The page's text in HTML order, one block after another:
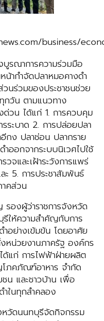
business/
รณาการความร่วมมือ
น้ากำจัดปลาหมอคางดำ
นร่วมของประชาชนช่วย
กวัน ตามแนวทาง
งด่วน ได้แก่ 1. การควบคุม
ระบาด 2. การปล่อยปลา
กง ปลาช่อน ปลากราย
ออกจากระบบนิเวศไปใช้
วจและเฝ้าระวังการแพร่
ะ 5. การประชาสัมพันธ์
คส่วน
องผู้ว่าราชการจังหวัด
ให้ความสำคัญกับการ
อย่างเข้มข้น โดยอาศัย
หน่วยงานภาครัฐ องค์กร
แก่ การไฟฟ้าฝ่ายผลิต
ภคภัณฑ์อาหาร จำกัด
น และชาวบ้าน เพื่อ
ในทุกลำคลอง
วัดนนทบุรีจัดกิจกรรม